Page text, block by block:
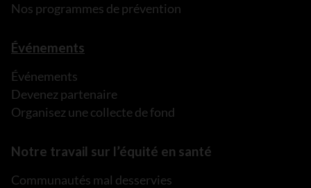
Nos programmes de prévention
Événements
Événements
Devenez partenaire
Organisez une collecte de fond
Notre travail sur l’équité en santé
Communautés mal desservies